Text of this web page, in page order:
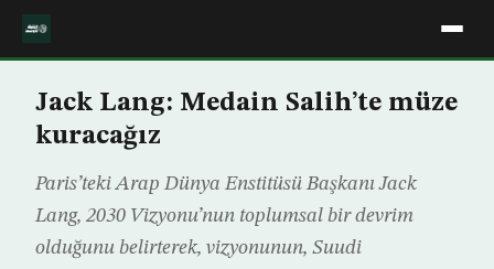
Jack Lang: Medain Salih’te müze
kuracağız
Paris’teki Arap Dünya Enstitüsü Başkanı Jack
Lang, 2030 Vizyonu’nun toplumsal bir devrim
olduğunu belirterek, vizyonunun, Suudi